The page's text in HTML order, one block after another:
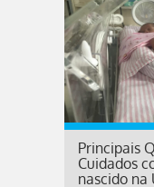
Principais
Cuidados
nascido na